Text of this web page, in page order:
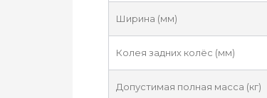
Ширина (мм)
Колея задних колёс (мм)
Допустимая полная масса (кг)